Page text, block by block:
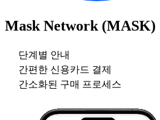
Mask Network (MASK)
단계별 안내
간편한 신용카드 결제
간소화된 구매 프로세스